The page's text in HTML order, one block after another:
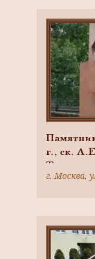
г., ск.
Тхор,
г. Москва,